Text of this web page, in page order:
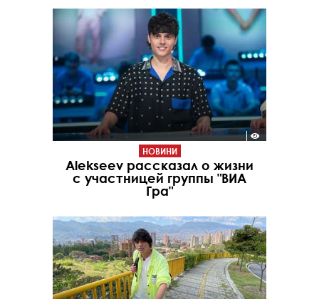
НОВИНИ
Alekseev рассказал о жизни
с участницей группы "ВИА
Гра"